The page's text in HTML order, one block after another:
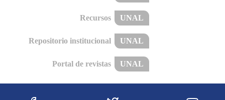
Recursos UNAL
Repositorio institucional UNAL
Portal de revistas UNAL